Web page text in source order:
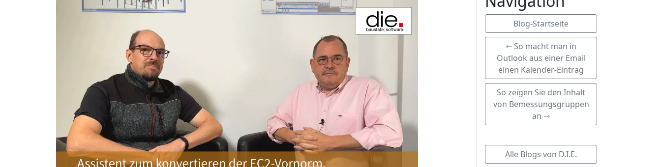
Blog-Startseite
⇽ So macht man in
Outlook aus einer Email
einen Kalender-Eintrag
So zeigen Sie den Inhalt
von Bemessungsgruppen
an ⇾
Alle Blogs von D.I.E.